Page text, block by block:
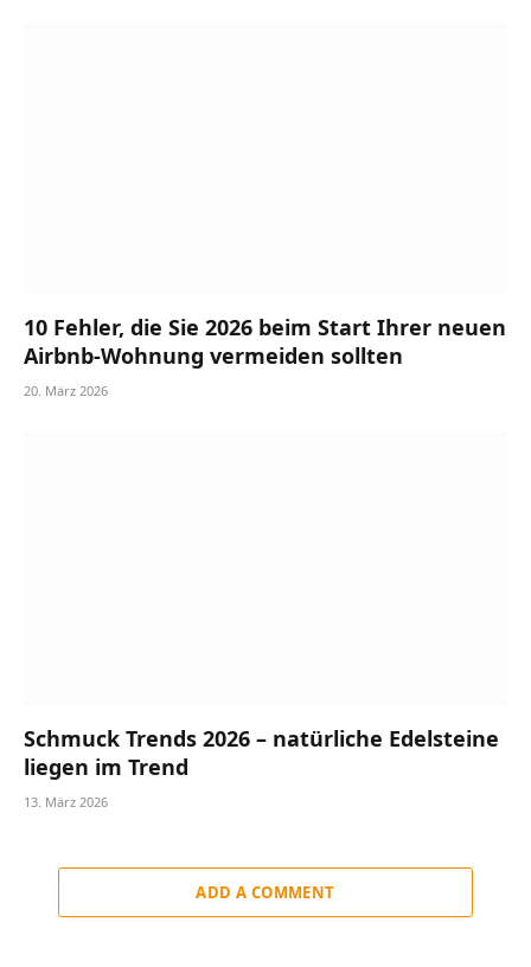
10 Fehler, die Sie 2026 beim Start Ihrer neuen
Airbnb-Wohnung vermeiden sollten
20. März 2026
Schmuck Trends 2026 – natürliche Edelsteine
liegen im Trend
13. März 2026
ADD A COMMENT